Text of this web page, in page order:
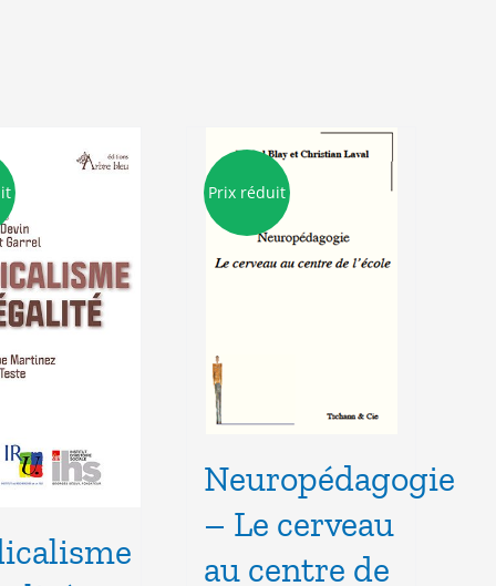
Prix réduit
Neuropédagogie
– Le cerveau
au centre de